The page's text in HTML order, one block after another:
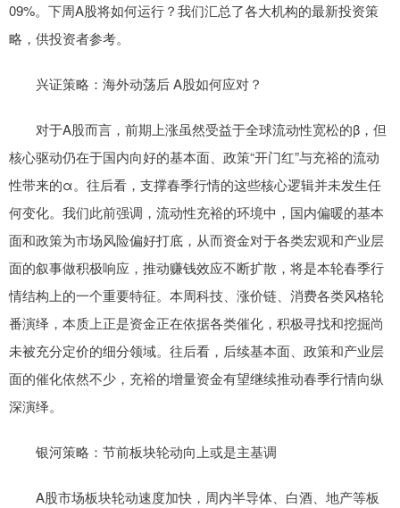
09%。下周A股将如何运行？我们汇总了各大机构的最新投资策
略，供投资者参考。
兴证策略：海外动荡后 A股如何应对？
对于A股而言，前期上涨虽然受益于全球流动性宽松的β，但
核心驱动仍在于国内向好的基本面、政策“开门红”与充裕的流动
性带来的α。往后看，支撑春季行情的这些核心逻辑并未发生任
何变化。我们此前强调，流动性充裕的环境中，国内偏暖的基本
面和政策为市场风险偏好打底，从而资金对于各类宏观和产业层
面的叙事做积极响应，推动赚钱效应不断扩散，将是本轮春季行
情结构上的一个重要特征。本周科技、涨价链、消费各类风格轮
番演绎，本质上正是资金正在依据各类催化，积极寻找和挖掘尚
未被充分定价的细分领域。往后看，后续基本面、政策和产业层
面的催化依然不少，充裕的增量资金有望继续推动春季行情向纵
深演绎。
银河策略：节前板块轮动向上或是主基调
A股市场板块轮动速度加快，周内半导体、白酒、地产等板